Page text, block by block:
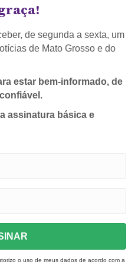
de segunda a sexta, um
de Mato Grosso e do
estar bem-informado, de
assinatura básica e
o uso de meus dados de acordo com a